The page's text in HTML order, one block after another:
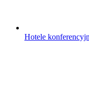
Hotele